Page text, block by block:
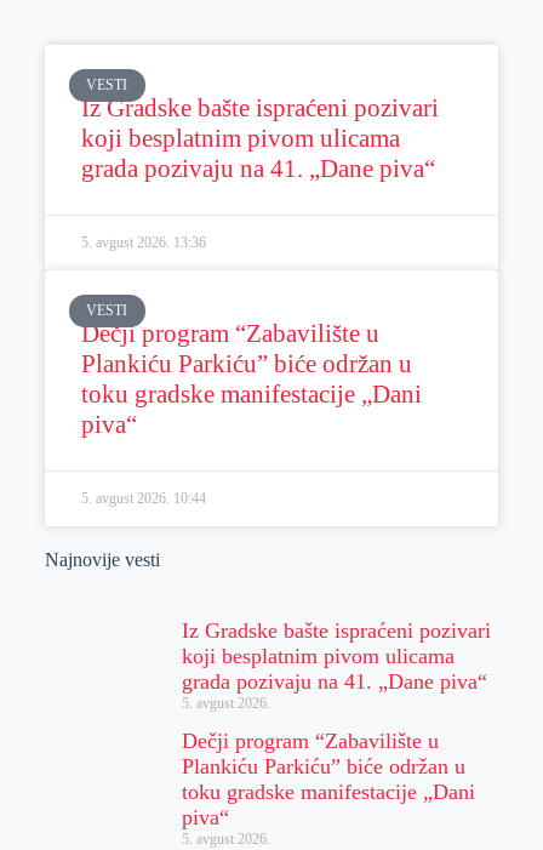
VESTI
Iz Gradske bašte ispraćeni pozivari
koji besplatnim pivom ulicama
grada pozivaju na 41. „Dane piva“
5. avgust 2026. 13:36
VESTI
Dečji program “Zabavilište u
Plankiću Parkiću” biće održan u
toku gradske manifestacije „Dani
piva“
5. avgust 2026. 10:44
Najnovije vesti
Iz Gradske bašte ispraćeni pozivari
koji besplatnim pivom ulicama
grada pozivaju na 41. „Dane piva“
5. avgust 2026.
Dečji program “Zabavilište u
Plankiću Parkiću” biće održan u
toku gradske manifestacije „Dani
piva“
5. avgust 2026.